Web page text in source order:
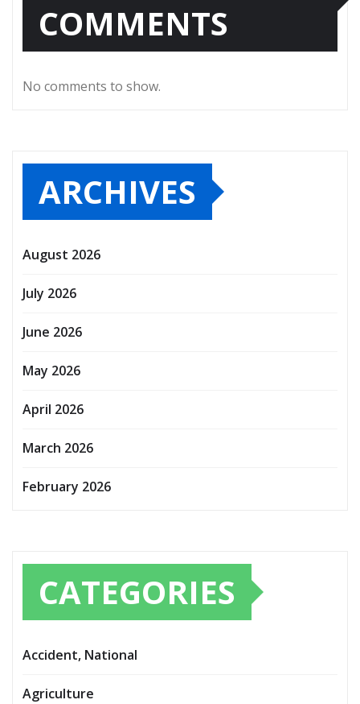
COMMENTS
No comments to show.
ARCHIVES
August 2026
July 2026
June 2026
May 2026
April 2026
March 2026
February 2026
CATEGORIES
Accident, National
Agriculture